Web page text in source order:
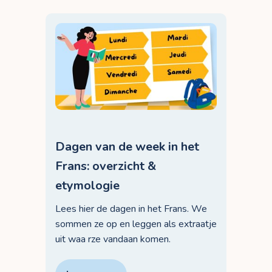
Dagen van de week in het
Frans: overzicht &
etymologie
Lees hier de dagen in het Frans. We
sommen ze op en leggen als extraatje
uit waa rze vandaan komen.